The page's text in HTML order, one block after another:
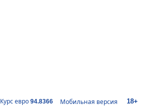
Курс евро 94.8366 Мобильная версия 18+